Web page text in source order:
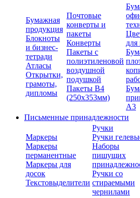
Бумажная
продукция
Блокноты
и бизнес-
тетради
Атласы
Открытки,
грамоты,
дипломы
Почтовые
конверты и
пакеты
Конверты
Пакеты с
полиэтиленовой
воздушной
подушкой
Пакеты В4
(250х353мм)
для
А3
Письменные принадлежности
Маркеры
Маркеры
перманентные
Маркеры для
досок
Текстовыделители
Ручки
Ручки
Наборы
пишущих
Ручки со
стираемыми
чернилами